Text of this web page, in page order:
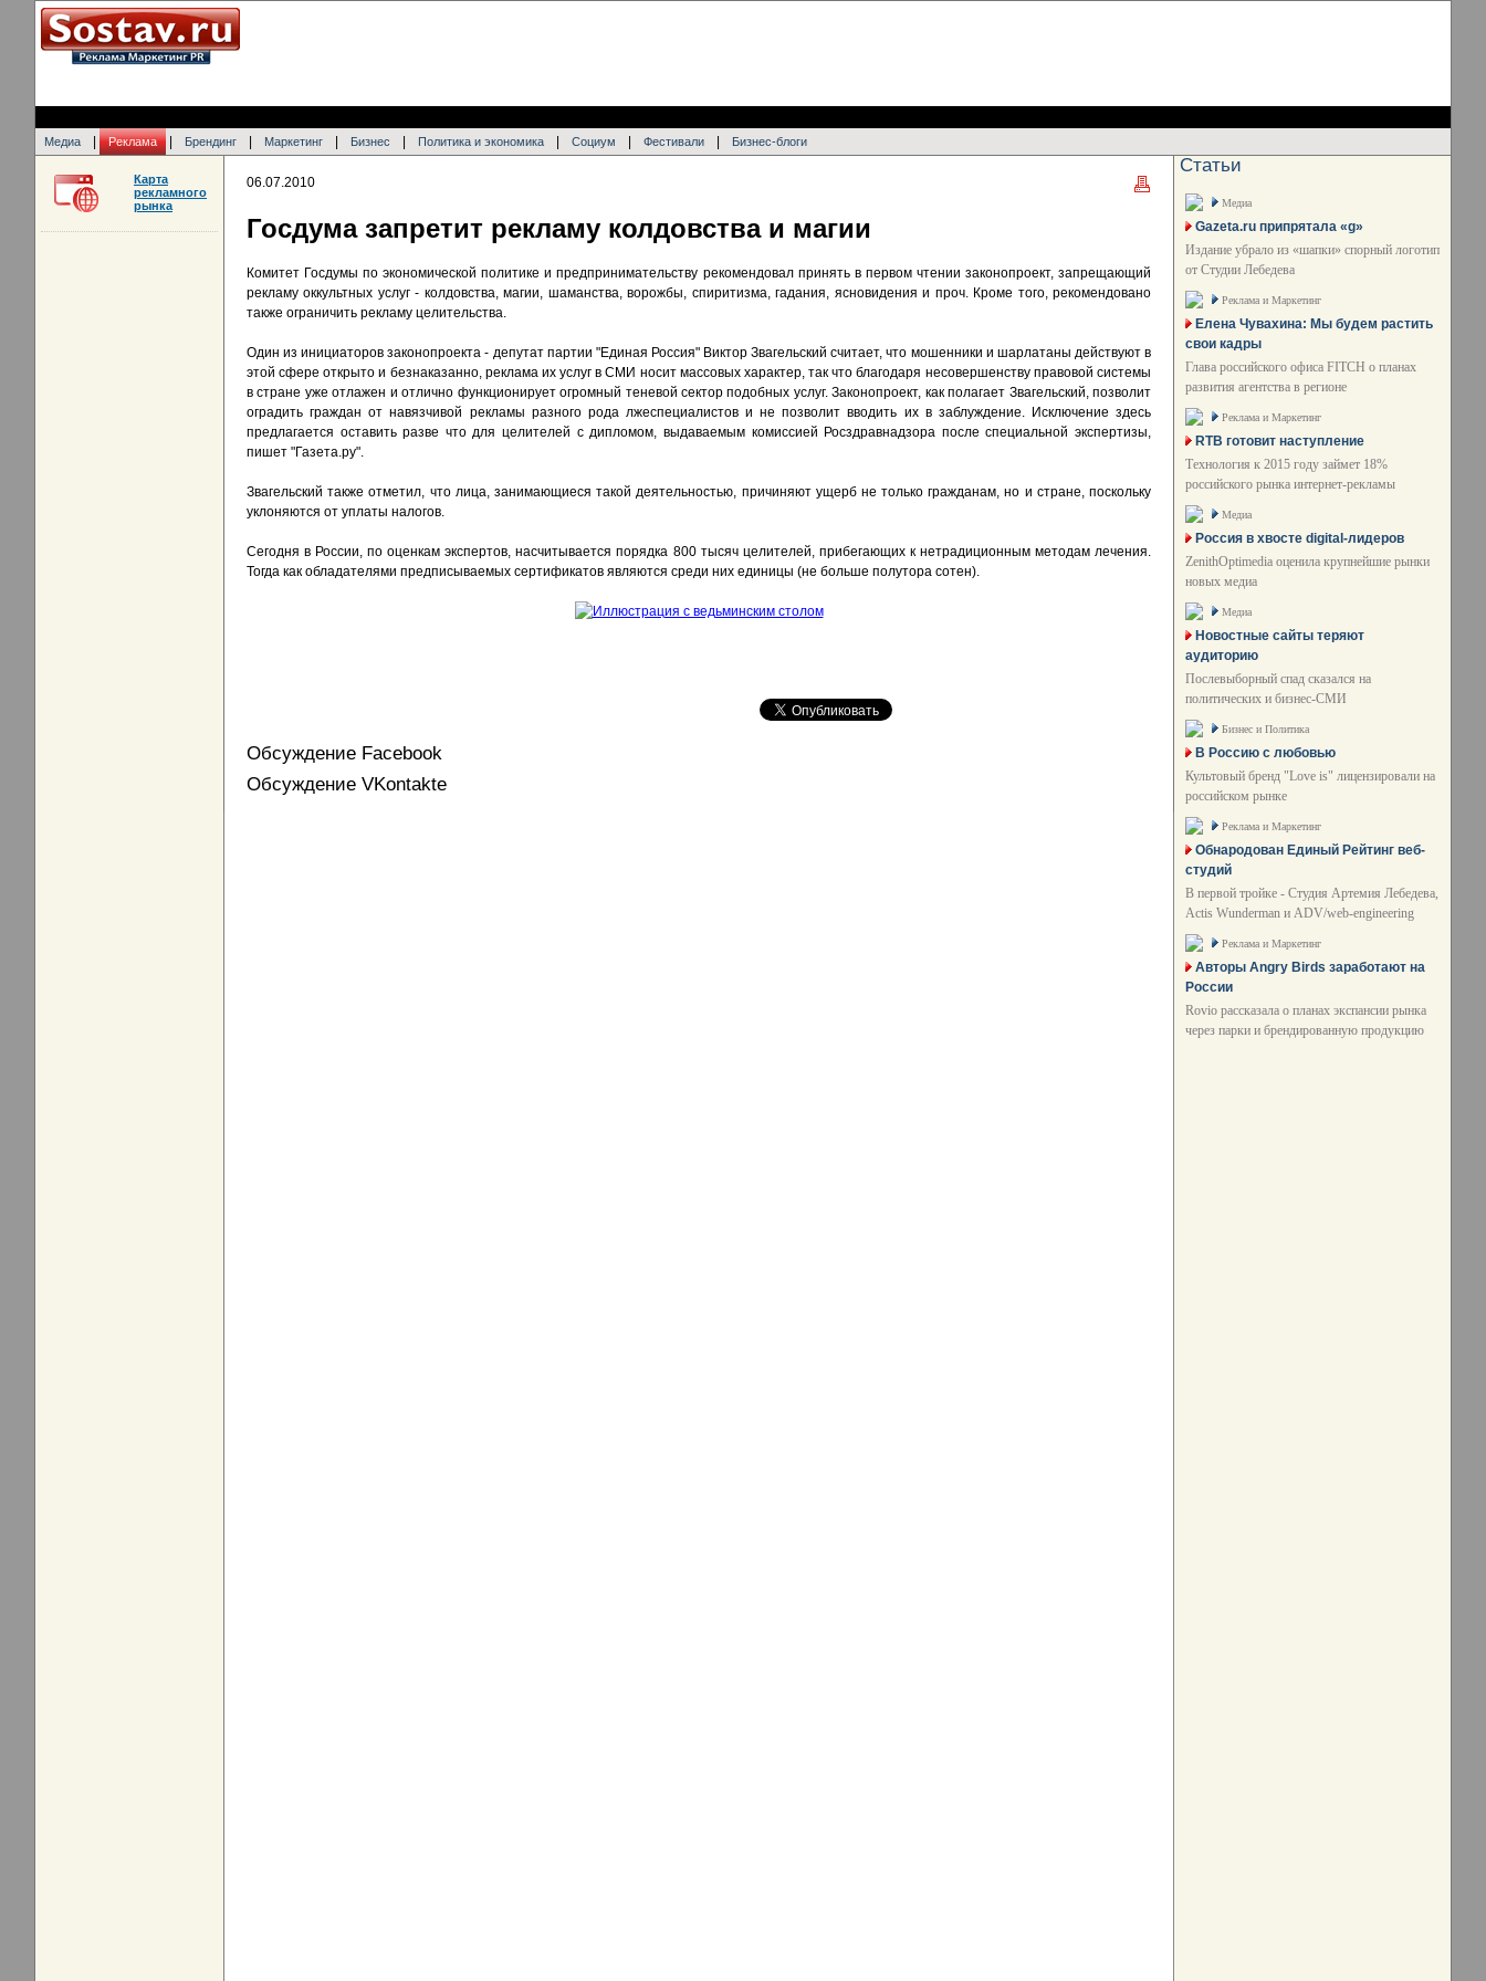
Медиа Реклама Брендинг Маркетинг Бизнес Политика и экономика Социум Фестивали Бизнес-блоги
06.07.2010
Госдума запретит рекламу колдовства и магии
Комитет Госдумы по экономической политике и предпринимательству рекомендовал принять в первом чтении законопроект, запрещающий
рекламу оккультных услуг - колдовства, магии, шаманства, ворожбы, спиритизма, гадания, ясновидения и проч. Кроме того, рекомендовано
также ограничить рекламу целительства.
Один из инициаторов законопроекта - депутат партии "Единая Россия" Виктор Звагельский считает, что мошенники и шарлатаны действуют в
этой сфере открыто и безнаказанно, реклама их услуг в СМИ носит массовых характер, так что благодаря несовершенству правовой системы
в стране уже отлажен и отлично функционирует огромный теневой сектор подобных услуг. Законопроект, как полагает Звагельский, позволит
оградить граждан от навязчивой рекламы разного рода лжеспециалистов и не позволит вводить их в заблуждение. Исключение здесь
предлагается оставить разве что для целителей с дипломом, выдаваемым комиссией Росздравнадзора после специальной экспертизы,
пишет "Газета.ру".
Звагельский также отметил, что лица, занимающиеся такой деятельностью, причиняют ущерб не только гражданам, но и стране, поскольку
уклоняются от уплаты налогов.
Сегодня в России, по оценкам экспертов, насчитывается порядка 800 тысяч целителей, прибегающих к нетрадиционным методам лечения.
Тогда как обладателями предписываемых сертификатов являются среди них единицы (не больше полутора сотен).
Обсуждение Facebook
Обсуждение VKontakte
Карта
рекламного
рынка
Статьи
Медиа
Gazeta.ru припрятала «g»
Издание убрало из «шапки» спорный логотип
от Студии Лебедева
Реклама и Маркетинг
Елена Чувахина: Мы будем растить
свои кадры
Глава российского офиса FITCH о планах
развития агентства в регионе
Реклама и Маркетинг
RTB готовит наступление
Технология к 2015 году займет 18%
российского рынка интернет-рекламы
Медиа
Россия в хвосте digital-лидеров
ZenithOptimedia оценила крупнейшие рынки
новых медиа
Медиа
Новостные сайты теряют
аудиторию
Послевыборный спад сказался на
политических и бизнес-СМИ
Бизнес и Политика
В Россию с любовью
Культовый бренд "Love is" лицензировали на
российском рынке
Реклама и Маркетинг
Обнародован Единый Рейтинг веб-
студий
В первой тройке - Студия Артемия Лебедева,
Actis Wunderman и ADV/web-engineering
Реклама и Маркетинг
Авторы Angry Birds заработают на
России
Rovio рассказала о планах экспансии рынка
через парки и брендированную продукцию